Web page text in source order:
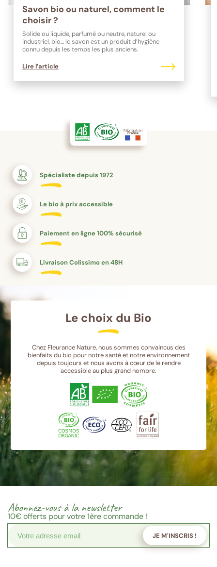
Savon bio ou naturel, comment le
choisir ?
Solide ou liquide, parfumé ou neutre, naturel ou
industriel, bio… le savon est un produit d’hygiène
connu depuis les temps les plus anciens.
Lire l’article
Fabriqué en
France
Spécialiste depuis 1972
Le bio à prix accessible
Paiement en ligne 100% sécurisé
Livraison Colissimo en 48H
Le choix du Bio
Chez Fleurance Nature, nous sommes convaincus des
bienfaits du bio pour notre santé et notre environnement
depuis toujours et nous avons à cœur de le rendre
accessible au plus grand nombre.
Abonnez-vous à la newsletter
10€offerts pour votre 1ère commande !
JE M'INSCRIS !